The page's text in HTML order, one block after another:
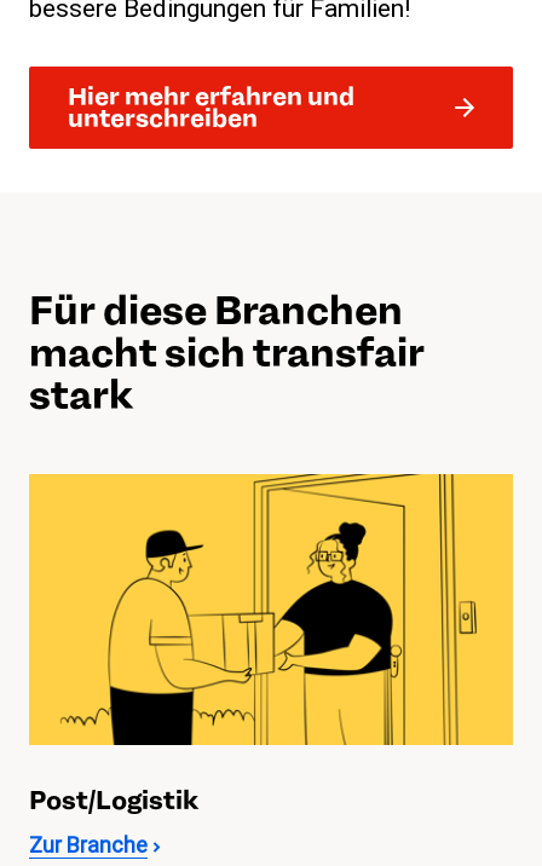
bessere Bedingungen für Familien!
Hier mehr erfahren und
unterschreiben
Für diese Branchen
macht sich transfair
stark
Post/Logistik
Zur Branche